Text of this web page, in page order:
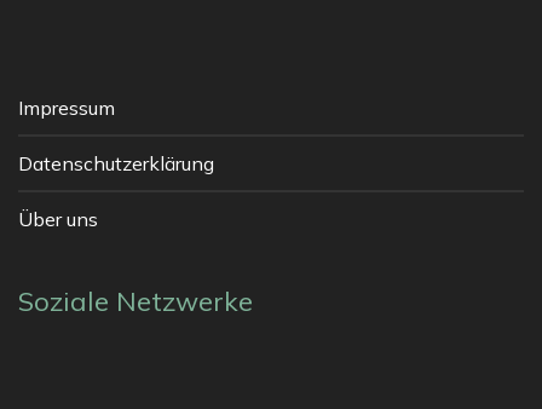
Impressum
Datenschutzerklärung
Über uns
Soziale Netzwerke